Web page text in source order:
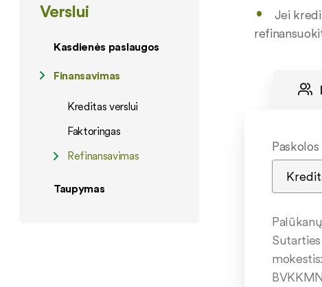
Verslui
Kasdienės paslaugos
Finansavimas
Kreditas verslui
Faktoringas
Refinansavimas
Taupymas
Jei
mokestis: